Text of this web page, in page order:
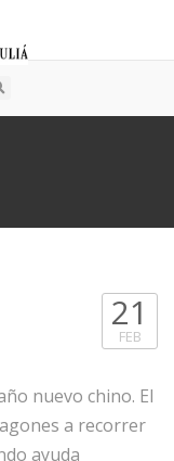
21
FEB
nuevo chino. El
a recorrer
ayuda